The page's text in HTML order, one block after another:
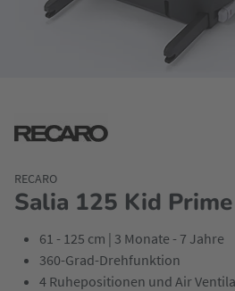
Salia 125 Kid
RECARO
61 - 125 cm | 3 Monate - 7 Jahre
360-Grad-Drehfunktion
4 Ruhepositionen und Air